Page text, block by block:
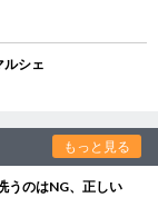
ルシェ
もっと見る
うのはNG、正しい